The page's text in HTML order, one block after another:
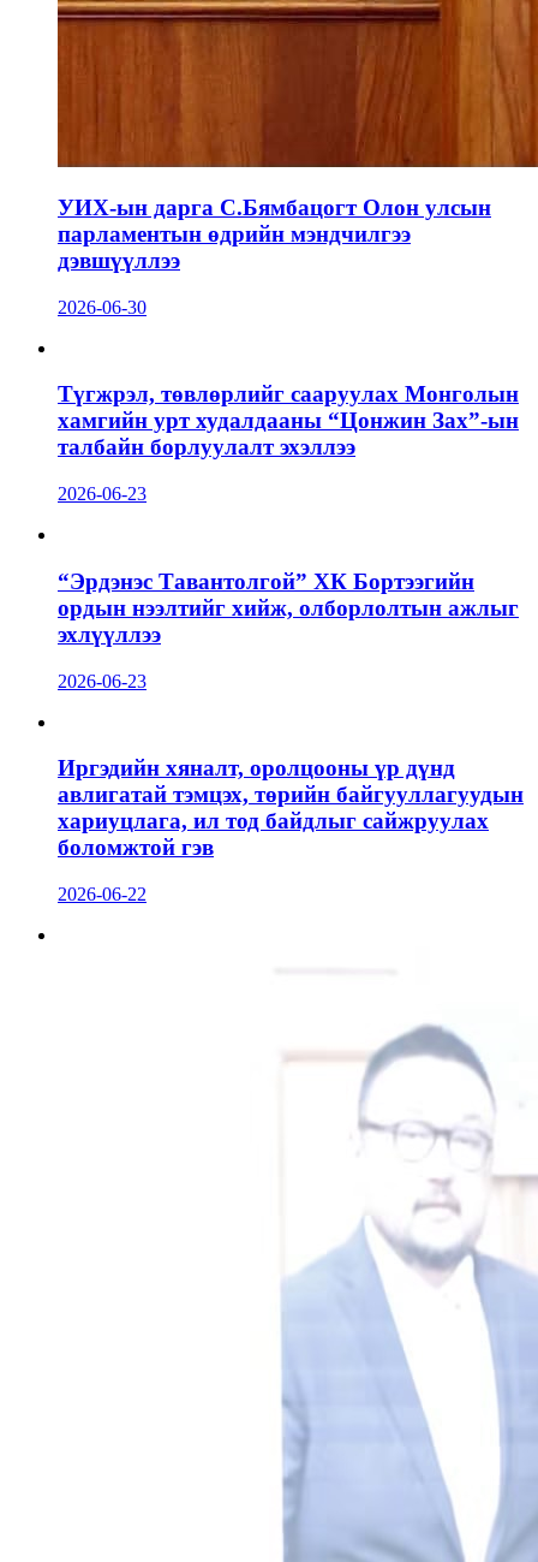
УИХ-ын дарга С.Бямбацогт Олон улсын
парламентын өдрийн мэндчилгээ
дэвшүүллээ
2026-06-30
Түгжрэл, төвлөрлийг сааруулах Монголын
хамгийн урт худалдааны “Цонжин Зах”-ын
талбайн борлуулалт эхэллээ
2026-06-23
“Эрдэнэс Тавантолгой” ХК Бортээгийн
ордын нээлтийг хийж, олборлолтын ажлыг
эхлүүллээ
2026-06-23
Иргэдийн хяналт, оролцооны үр дүнд
авлигатай тэмцэх, төрийн байгууллагуудын
хариуцлага, ил тод байдлыг сайжруулах
боломжтой гэв
2026-06-22